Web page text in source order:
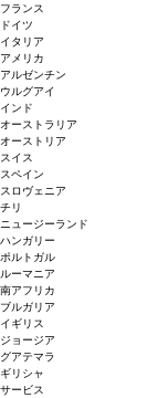
フランス
ドイツ
イタリア
アメリカ
アルゼンチン
ウルグアイ
インド
オーストラリア
オーストリア
スイス
スペイン
スロヴェニア
チリ
ニュージーランド
ハンガリー
ポルトガル
ルーマニア
南アフリカ
ブルガリア
イギリス
ジョージア
グアテマラ
ギリシャ
サービス